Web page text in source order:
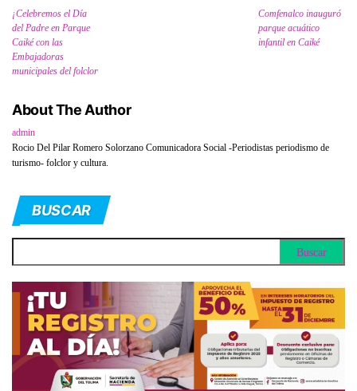
¡Celebremos el Día
del Padre en Parque
Caiké con las
Embajadoras
municipales del folclor
Comfenalco inauguró
parque acuático
infantil en Caiké
About The Author
admin
Rocio Del Pilar Romero Solorzano Comunicadora Social -Periodistas periodismo de
turismo- folclor y cultura.
BUSCAR